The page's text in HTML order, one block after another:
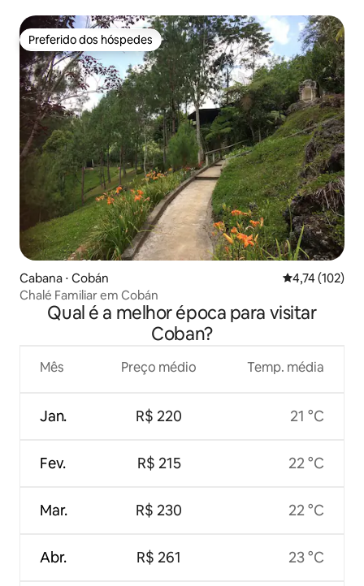
Preferido dos hóspedes
Preferido dos hóspedes
Cabana ⋅ Cobán 4,74 de uma
4,74 (102)
Chalé Familiar em Cobán
Qual é a melhor época para visitar
Coban?
Mês
Jan.
Fev.
Mar.
Abr.
Preço médio
R$ 220
R$ 215
R$ 230
R$ 261
Temp. média
21 °C
22 °C
22 °C
23 °C